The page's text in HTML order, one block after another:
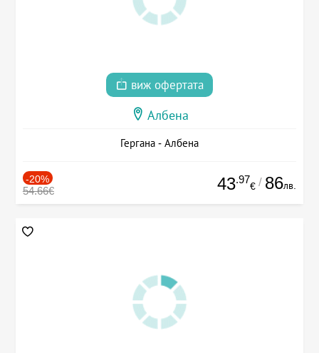
виж офертата
Албена
Гергана - Албена
-20%
54.66€ 43.97
€ / 86лв.